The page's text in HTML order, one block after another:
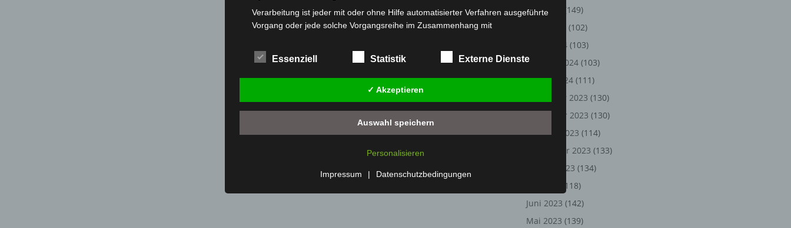
Mai 2024
(149)
(102)
März 2024 (103)
Februar 2024 (103)
Januar 2024 (111)
Dezember 2023 (130)
November 2023 (130)
Oktober 2023 (114)
September 2023 (133)
August 2023 (134)
(118)
Juni 2023 (142)
Mai 2023 (139)
Verarbeitung ist jeder mit oder ohne Hilfe automatisierter Verfahren ausgeführte
Vorgang oder jede solche Vorgangsreihe im Zusammenhang mit
das Ordnen, die Speicherung, die Anpassung oder Veränderung, das Auslesen,
das Abfragen, die Verwendung, die Offenlegung durch Übermittlung, Verbreitung
oder eine andere Form der Bereitstellung, den Abgleich oder die Verknüpfung,
die Einschränkung, das Löschen oder die Vernichtung.
d) Einschränkung der Verarbeitung
Einschränkung der Verarbeitung ist die Markierung gespeicherter
Profiling ist jede Art der automatisierten Verarbeitung personenbezogener
Daten, die darin besteht, dass diese personenbezogenen Daten verwendet
werden, um bestimmte persönliche Aspekte, die sich auf eine natürliche Person
Essenziell Statistik Externe Dienste
✓ Akzeptieren
Auswahl speichern
Personalisieren
Impressum | Datenschutzbedingungen